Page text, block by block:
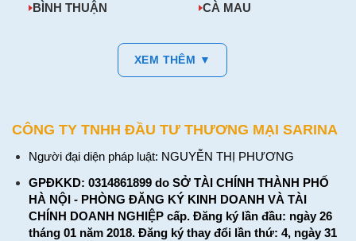
BÌNH THUẬN CÀ MAU
XEM THÊM ▼
CÔNG TY TNHH ĐẦU TƯ THƯƠNG MẠI SARINA
Người đại diện pháp luật: NGUYỄN THỊ PHƯƠNG
GPĐKKD: 0314861899 do SỞ TÀI CHÍNH THÀNH PHỐ
HÀ NỘI - PHÒNG ĐĂNG KÝ KINH DOANH VÀ TÀI
CHÍNH DOANH NGHIỆP cấp. Đăng ký lần đầu: ngày 26
tháng 01 năm 2018. Đăng ký thay đổi lần thứ: 4, ngày 31